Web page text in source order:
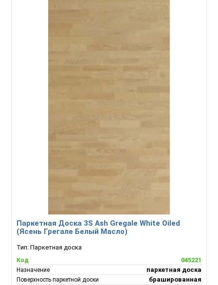
Паркетная Доска 3S Ash Gregale White Oiled
(Ясень Грегале Белый Масло)
Тип: Паркетная доска
Код 045221
Назначение паркетная доска
Поверхность паркетной доски брашированная